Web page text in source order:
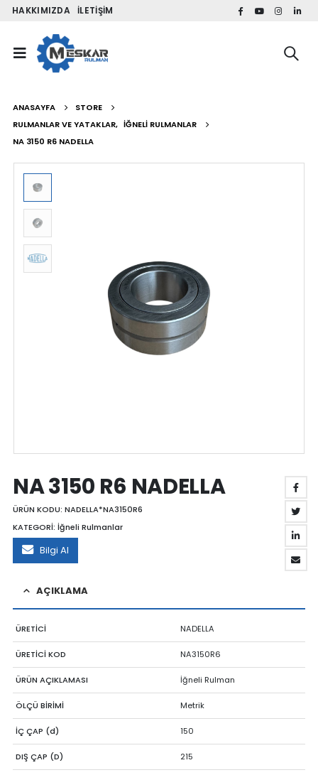
HAKKIMIZDA İLETIŞIM
ANASAYFA
STORE
RULMANLAR VE YATAKLAR, İĞNELI RULMANLAR
NA 3150 R6 NADELLA
NA 3150 R6 NADELLA
ÜRÜN KODU: NADELLA*NA3150R6
KATEGORİ: İğneli Rulmanlar
Bilgi Al
AÇIKLAMA
ÜRETİCİ NADELLA
ÜRETİCİ KOD NA3150R6
ÜRÜN AÇIKLAMASI İğneli Rulman
ÖLÇÜ BİRİMİ Metrik
İÇ ÇAP (d) 150
DIŞ ÇAP (D) 215